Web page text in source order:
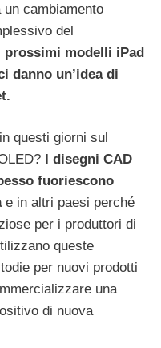
cambiamento
del
prossimi modelli ‌iPad
danno un’idea di
questi giorni sul
I disegni CAD
fuoriescono
e in altri paesi perché
per i produttori di
queste
per nuovi prodotti
una
di nuova